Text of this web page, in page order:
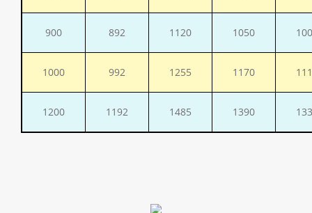
900 892 1120 1050
1000 992 1255 1170
1200 1192 1485 1390